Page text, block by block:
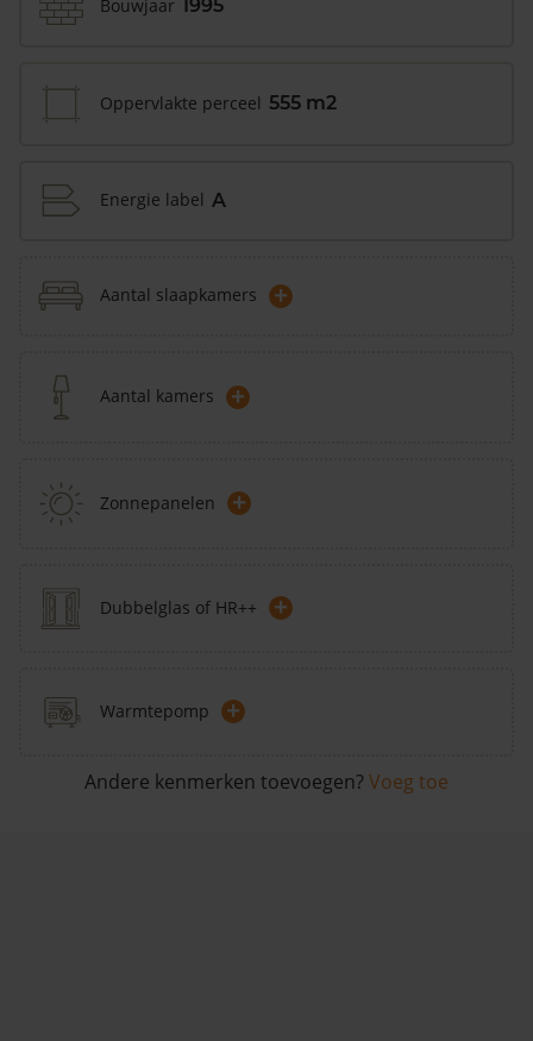
Bouwjaar 1995
Oppervlakte perceel 555 m2
Energie label A
Aantal slaapkamers +
Aantal kamers +
Zonnepanelen +
Dubbelglas of HR++ +
Warmtepomp +
Andere kenmerken toevoegen? Voeg toe